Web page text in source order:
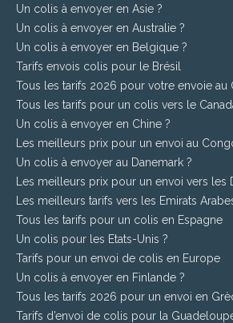
Un colis à envoyer en Asie ?
Un colis à envoyer en Australie ?
Un colis à envoyer en Belgique ?
Tarifs envois colis pour le Brésil
Tous les tarifs 2026 pour votre envoie au
Tous les tarifs pour un colis vers le
Un colis à envoyer en Chine ?
Les meilleurs prix pour un envoi au
Un colis à envoyer au Danemark ?
Les meilleurs prix pour un envoi vers les
Les meilleurs tarifs vers les Emirats
Tous les tarifs pour un colis en Espagne
Un colis pour les Etats-Unis ?
Tarifs pour un envoi de colis en Europe
Un colis à envoyer en Finlande ?
Tous les tarifs 2026 pour un envoi en
Tarifs d’envoi de colis pour la